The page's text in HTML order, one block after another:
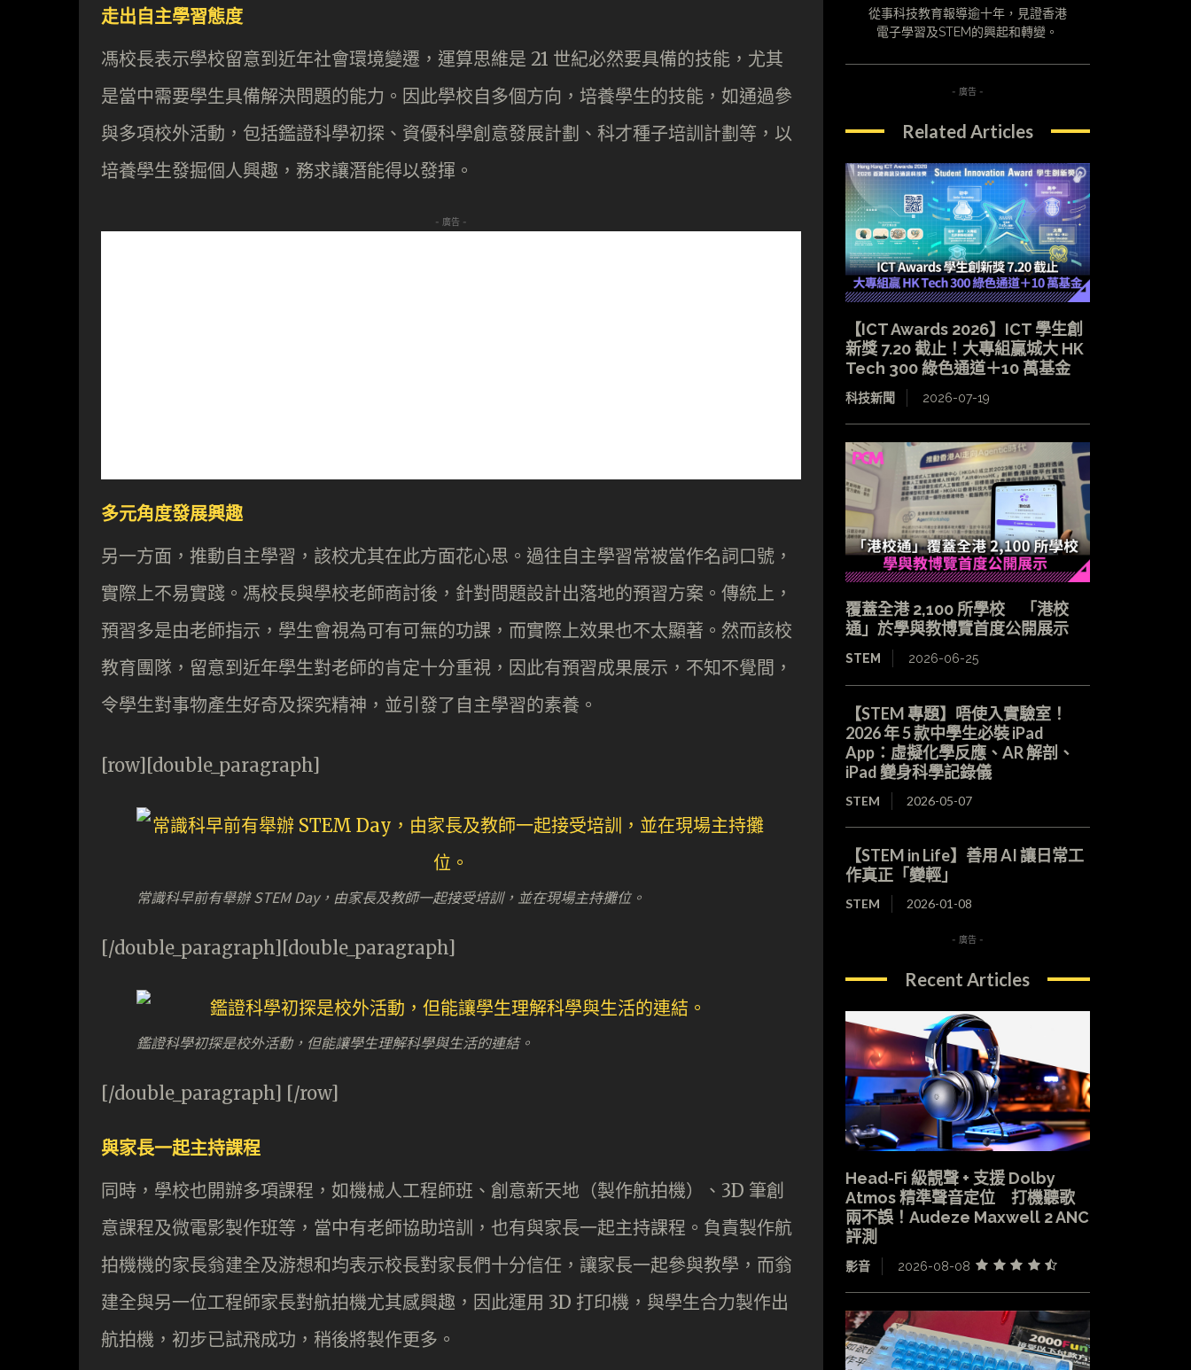
走出自主學習態度
馮校長表示學校留意到近年社會環境變遷，運算思維是 21 世紀必然要具備的技能，尤其
是當中需要學生具備解決問題的能力。因此學校自多個方向，培養學生的技能，如通過參
與多項校外活動，包括鑑證科學初探、資優科學創意發展計劃、科才種子培訓計劃等，以
培養學生發掘個人興趣，務求讓潛能得以發揮。
- 廣告 -
多元角度發展興趣
另一方面，推動自主學習，該校尤其在此方面花心思。過往自主學習常被當作名詞口號，
實際上不易實踐。馮校長與學校老師商討後，針對問題設計出落地的預習方案。傳統上，
預習多是由老師指示，學生會視為可有可無的功課，而實際上效果也不太顯著。然而該校
教育團隊，留意到近年學生對老師的肯定十分重視，因此有預習成果展示，不知不覺間，
令學生對事物產生好奇及探究精神，並引發了自主學習的素養。
[row][double_paragraph]
常識科早前有舉辦 STEM Day，由家長及教師一起接受培訓，並在現場主持攤位。
[/double_paragraph][double_paragraph]
鑑證科學初探是校外活動，但能讓學生理解科學與生活的連結。
[/double_paragraph] [/row]
與家長一起主持課程
同時，學校也開辦多項課程，如機械人工程師班、創意新天地（製作航拍機）、3D 筆創
意課程及微電影製作班等，當中有老師協助培訓，也有與家長一起主持課程。負責製作航
拍機機的家長翁建全及游想和均表示校長對家長們十分信任，讓家長一起參與教學，而翁
建全與另一位工程師家長對航拍機尤其感興趣，因此運用 3D 打印機，與學生合力製作出
航拍機，初步已試飛成功，稍後將製作更多。
從事科技教育報導逾十年，見證香港
電子學習及STEM的興起和轉變。
- 廣告 -
Related Articles
【ICT Awards 2026】ICT 學生創
新獎 7.20 截止！大專組贏城大 HK
Tech 300 綠色通道＋10 萬基金
科技新聞 2026-07-19
覆蓋全港 2,100 所學校 「港校
通」於學與教博覽首度公開展示
STEM 2026-06-25
【STEM 專題】唔使入實驗室！
2026 年 5 款中學生必裝 iPad
App：虛擬化學反應、AR 解剖、
iPad 變身科學記錄儀
STEM 2026-05-07
【STEM in Life】善用 AI 讓日常工
作真正「變輕」
STEM 2026-01-08
- 廣告 -
Recent Articles
Head-Fi 級靚聲 + 支援 Dolby
Atmos 精準聲音定位 打機聽歌
兩不誤！Audeze Maxwell 2 ANC
評測
影音 2026-08-08